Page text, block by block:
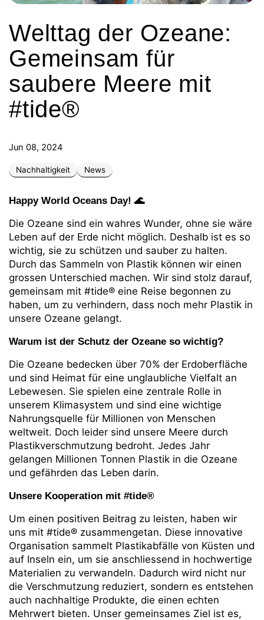
Welttag der Ozeane:
Gemeinsam für
saubere Meere mit
#tide®
Jun 08, 2024
Nachhaltigkeit News
Happy World Oceans Day! 🌊
Die Ozeane sind ein wahres Wunder, ohne sie wäre
Leben auf der Erde nicht möglich. Deshalb ist es so
wichtig, sie zu schützen und sauber zu halten.
Durch das Sammeln von Plastik können wir einen
grossen Unterschied machen. Wir sind stolz darauf,
gemeinsam mit #tide® eine Reise begonnen zu
haben, um zu verhindern, dass noch mehr Plastik in
unsere Ozeane gelangt.
Warum ist der Schutz der Ozeane so wichtig?
Die Ozeane bedecken über 70% der Erdoberfläche
und sind Heimat für eine unglaubliche Vielfalt an
Lebewesen. Sie spielen eine zentrale Rolle in
unserem Klimasystem und sind eine wichtige
Nahrungsquelle für Millionen von Menschen
weltweit. Doch leider sind unsere Meere durch
Plastikverschmutzung bedroht. Jedes Jahr
gelangen Millionen Tonnen Plastik in die Ozeane
und gefährden das Leben darin.
Unsere Kooperation mit #tide®
Um einen positiven Beitrag zu leisten, haben wir
uns mit #tide® zusammengetan. Diese innovative
Organisation sammelt Plastikabfälle von Küsten und
auf Inseln ein, um sie anschliessend in hochwertige
Materialien zu verwandeln. Dadurch wird nicht nur
die Verschmutzung reduziert, sondern es entstehen
auch nachhaltige Produkte, die einen echten
Mehrwert bieten. Unser gemeinsames Ziel ist es,